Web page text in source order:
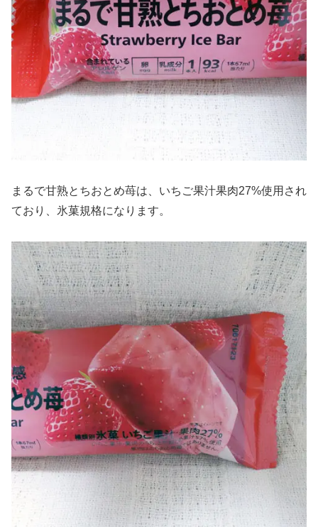
まるで甘熟とちおとめ苺は、いちご果汁果肉27%使用され
ており、氷菓規格になります。